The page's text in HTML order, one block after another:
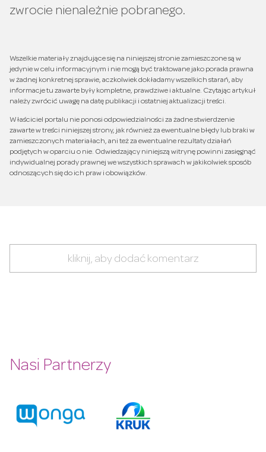
zwrocie nienależnie pobranego.
Wszelkie materiały znajdujące się na niniejszej stronie zamieszczone są w
jedynie w celu informacyjnym i nie mogą być traktowane jako porada prawna
w żadnej konkretnej sprawie, aczkolwiek dokładamy wszelkich starań, aby
informacje tu zawarte były kompletne, prawdziwe i aktualne. Czytając artykuł
należy zwrócić uwagę na datę publikacji i ostatniej aktualizacji treści.
Właściciel portalu nie ponosi odpowiedzialności za żadne stwierdzenie
zawarte w treści niniejszej strony, jak również za ewentualne błędy lub braki w
zamieszczonych materiałach, ani też za ewentualne rezultaty działań
podjętych w oparciu o nie. Odwiedzający niniejszą witrynę powinni zasięgnąć
indywidualnej porady prawnej we wszystkich sprawach w jakikolwiek sposób
odnoszących się do ich praw i obowiązków.
kliknij, aby dodać komentarz
Nasi Partnerzy